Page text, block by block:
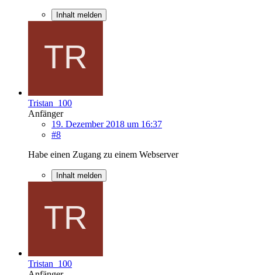
Inhalt melden
Tristan_100
Anfänger
19. Dezember 2018 um 16:37
#8
Habe einen Zugang zu einem Webserver
Inhalt melden
Tristan_100